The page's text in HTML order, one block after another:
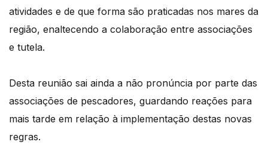
atividades e de que forma são praticadas nos mares da
região, enaltecendo a colaboração entre associações
e tutela.
Desta reunião sai ainda a não pronúncia por parte das
associações de pescadores, guardando reações para
mais tarde em relação à implementação destas novas
regras.